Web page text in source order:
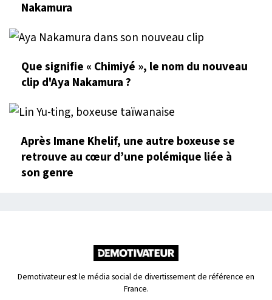
Nakamura
Que signifie « Chimiyé », le nom du nouveau
clip d'Aya Nakamura ?
Après Imane Khelif, une autre boxeuse se
retrouve au cœur d’une polémique liée à
son genre
Demotivateur est le média social de divertissement de référence en
France.